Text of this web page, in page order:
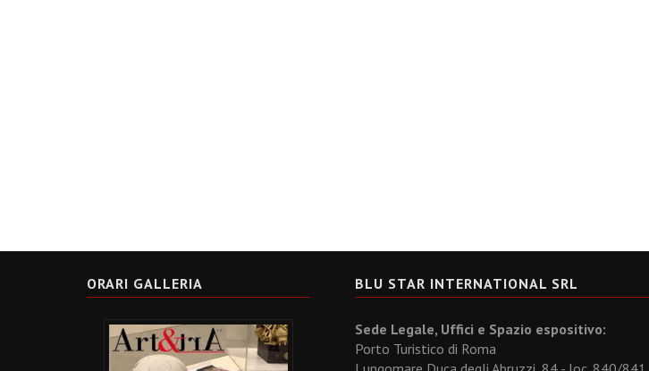
ORARI GALLERIA BLU STAR INTERNATIONAL SRL
Sede Legale, Uffici e Spazio espositivo:
Porto Turistico di Roma